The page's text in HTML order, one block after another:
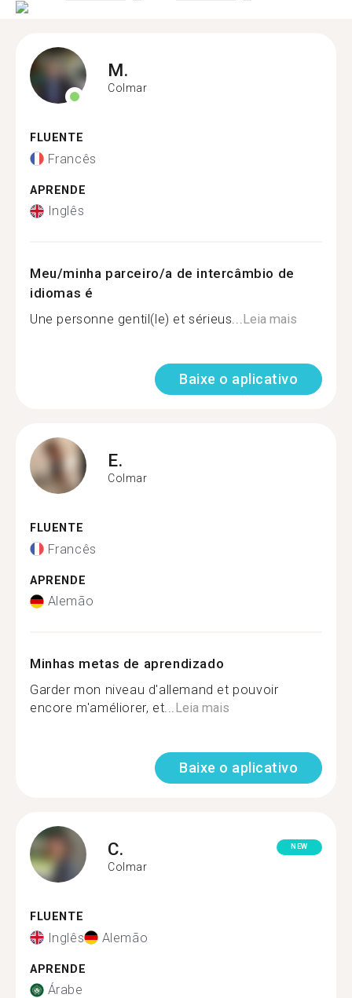
M.
Colmar
FLUENTE
Francês
APRENDE
Inglês
Meu/minha parceiro/a de intercâmbio de
idiomas é
Une personne gentil(le) et sérieus...Leia mais
Baixe o aplicativo
E.
Colmar
FLUENTE
Francês
APRENDE
Alemão
Minhas metas de aprendizado
Garder mon niveau d'allemand et pouvoir
encore m'améliorer, et...Leia mais
Baixe o aplicativo
C.
Colmar
NEW
FLUENTE
Inglês Alemão
APRENDE
Árabe